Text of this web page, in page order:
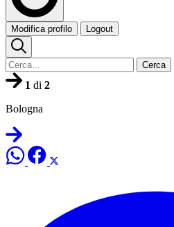
Modifica profilo Logout
Cerca
1 di 2
Bologna